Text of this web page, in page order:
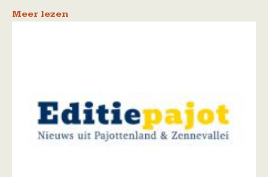
Meer lezen